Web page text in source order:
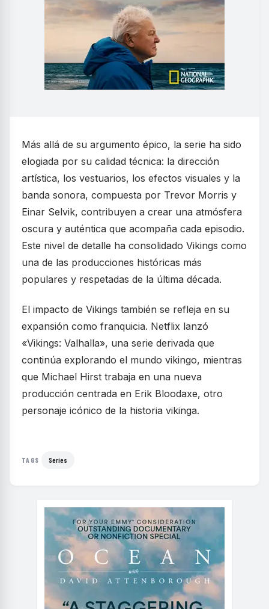
Más allá de su argumento épico, la serie ha sido
elogiada por su calidad técnica: la dirección
artística, los vestuarios, los efectos visuales y la
banda sonora, compuesta por Trevor Morris y
Einar Selvik, contribuyen a crear una atmósfera
oscura y auténtica que acompaña cada episodio.
Este nivel de detalle ha consolidado Vikings como
una de las producciones históricas más
populares y respetadas de la última década.
El impacto de Vikings también se refleja en su
expansión como franquicia. Netflix lanzó
«Vikings: Valhalla», una serie derivada que
continúa explorando el mundo vikingo, mientras
que Michael Hirst trabaja en una nueva
producción centrada en Erik Bloodaxe, otro
personaje icónico de la historia vikinga.
TAGS Series